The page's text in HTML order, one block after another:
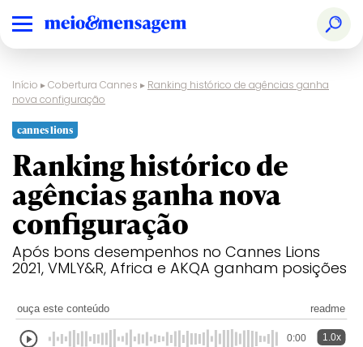
Início ▸Cobertura Cannes ▸ Ranking histórico de agências ganha
nova configuração
cannes lions
Ranking histórico de
agências ganha nova
configuração
Após bons desempenhos no Cannes Lions
2021, VMLY&R, Africa e AKQA ganham posições
ouça este conteúdo readme
0:00 1.0x